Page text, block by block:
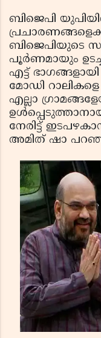
ബിജെപി
ബിജെപിയുടെ
പൂര്‍ണമായും
എട്ട്
മോഡി
എല്ലാ
നേരിട്ട്
അമിത് ഷാ